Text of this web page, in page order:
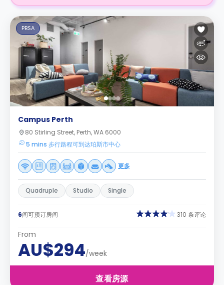
PBSA
Campus Perth
80 Stirling Street, Perth, WA 6000
5 mins 步行路程可到达珀斯市中心
更多
Quadruple Studio Single
6间可预订房间 310 条评论
From
AU$294/week
查看房源